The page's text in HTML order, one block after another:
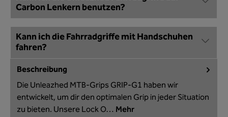
Carbon Lenkern benutzen?
Kann ich die Fahrradgriffe mit Handschuhen
fahren?
Beschreibung
Die Unleazhed MTB-Grips GRIP-G1 haben wir
entwickelt, um dir den optimalen Grip in jeder Situation
zu bieten. Unsere Lock O… Mehr